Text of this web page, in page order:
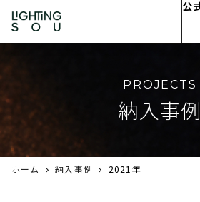
PROJECTS
納入事例
ホーム 納入事例 2021年